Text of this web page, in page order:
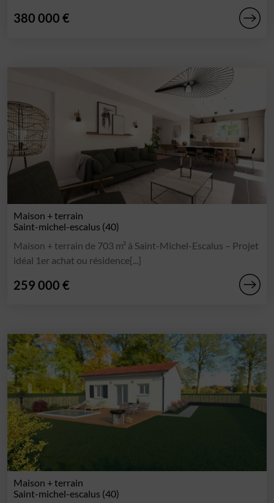
380 000 €
Maison + terrain
Saint-michel-escalus (40)
Maison + terrain de 703 m² à Saint-Michel-Escalus – Projet
idéal 1er achat ou résidence[...]
259 000 €
Maison + terrain
Saint-michel-escalus (40)